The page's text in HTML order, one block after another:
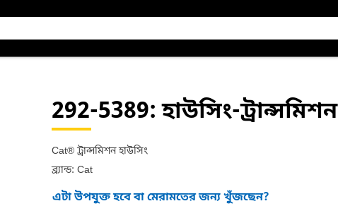
292-5389: হাউসিং-ট্রান্সমিশন
Cat® ট্রান্সমিশন হাউসিং
ব্র্যান্ড: Cat
এটা উপযুক্ত হবে বা মেরামতের জন্য খুঁজছেন?